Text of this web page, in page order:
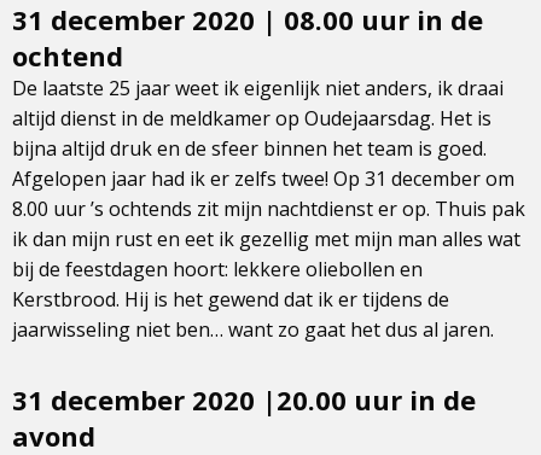
31 december 2020 | 08.00 uur in de
ochtend
De laatste 25 jaar weet ik eigenlijk niet anders, ik draai
altijd dienst in de meldkamer op Oudejaarsdag. Het is
bijna altijd druk en de sfeer binnen het team is goed.
Afgelopen jaar had ik er zelfs twee! Op 31 december om
8.00 uur ’s ochtends zit mijn nachtdienst er op. Thuis pak
ik dan mijn rust en eet ik gezellig met mijn man alles wat
bij de feestdagen hoort: lekkere oliebollen en
Kerstbrood. Hij is het gewend dat ik er tijdens de
jaarwisseling niet ben… want zo gaat het dus al jaren.
31 december 2020 |20.00 uur in de
avond